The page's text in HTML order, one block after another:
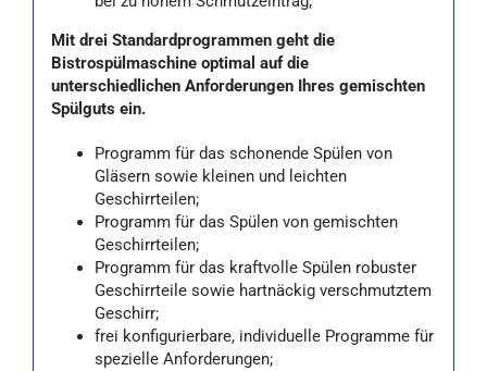
Mit drei Standardprogrammen geht die
Bistrospülmaschine optimal auf die
unterschiedlichen Anforderungen Ihres gemischten
Spülguts ein.
Programm für das schonende Spülen von
Gläsern sowie kleinen und leichten
Geschirrteilen;
Programm für das Spülen von gemischten
Geschirrteilen;
Programm für das kraftvolle Spülen robuster
Geschirrteile sowie hartnäckig verschmutztem
Geschirr;
frei konfigurierbare, individuelle Programme für
spezielle Anforderungen;